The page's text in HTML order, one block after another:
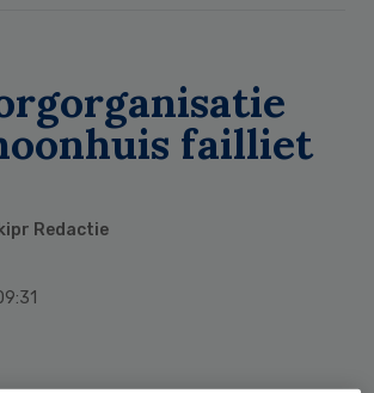
failliet
Redactie